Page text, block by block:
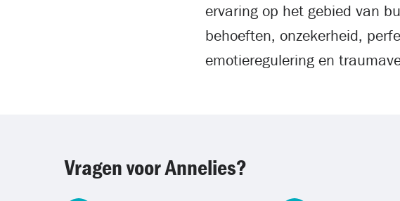
ervaring op het gebied van
behoeften, onzekerheid,
emotieregulering en
Vragen voor Annelies?